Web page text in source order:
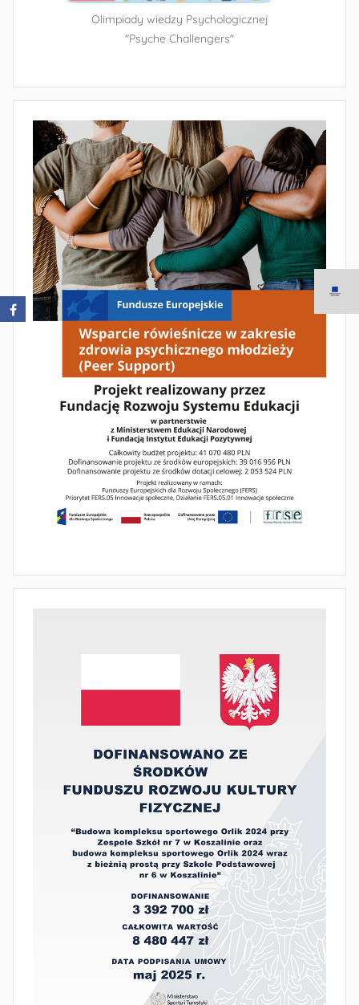
Olimpiady wiedzy Psychologicznej
"Psyche Challengers"